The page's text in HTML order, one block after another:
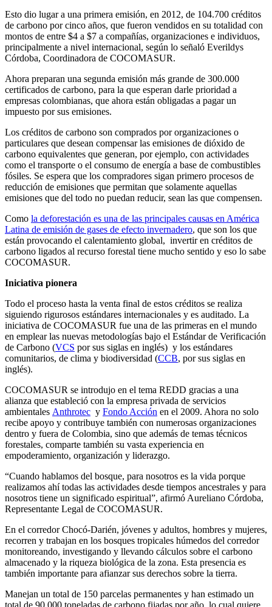
Esto dio lugar a una primera emisión, en 2012, de 104.700 créditos
de carbono por cinco años, que fueron vendidos en su totalidad con
montos de entre $4 a $7 a compañías, organizaciones e individuos,
principalmente a nivel internacional, según lo señaló Everildys
Córdoba, Coordinadora de COCOMASUR.
Ahora preparan una segunda emisión más grande de 300.000
certificados de carbono, para la que esperan darle prioridad a
empresas colombianas, que ahora están obligadas a pagar un
impuesto por sus emisiones.
Los créditos de carbono son comprados por organizaciones o
particulares que desean compensar las emisiones de dióxido de
carbono equivalentes que generan, por ejemplo, con actividades
como el transporte o el consumo de energía a base de combustibles
fósiles. Se espera que los compradores sigan primero procesos de
reducción de emisiones que permitan que solamente aquellas
emisiones que del todo no puedan reducir, sean las que compensen.
Como la deforestación es una de las principales causas en América
Latina de emisión de gases de efecto invernadero, que son los que
están provocando el calentamiento global, invertir en créditos de
carbono ligados al recurso forestal tiene mucho sentido y eso lo sabe
COCOMASUR.
Iniciativa pionera
Todo el proceso hasta la venta final de estos créditos se realiza
siguiendo rigurosos estándares internacionales y es auditado. La
iniciativa de COCOMASUR fue una de las primeras en el mundo
en emplear las nuevas metodologías bajo el Estándar de Verificación
de Carbono (VCS por sus siglas en inglés) y los estándares
comunitarios, de clima y biodiversidad (CCB, por sus siglas en
inglés).
COCOMASUR se introdujo en el tema REDD gracias a una
alianza que estableció con la empresa privada de servicios
ambientales Anthrotec y Fondo Acción en el 2009. Ahora no solo
recibe apoyo y contribuye también con numerosas organizaciones
dentro y fuera de Colombia, sino que además de temas técnicos
forestales, comparte también su vasta experiencia en
empoderamiento, organización y liderazgo.
“Cuando hablamos del bosque, para nosotros es la vida porque
realizamos ahí todas las actividades desde tiempos ancestrales y para
nosotros tiene un significado espiritual”, afirmó Aureliano Córdoba,
Representante Legal de COCOMASUR.
En el corredor Chocó-Darién, jóvenes y adultos, hombres y mujeres,
recorren y trabajan en los bosques tropicales húmedos del corredor
monitoreando, investigando y llevando cálculos sobre el carbono
almacenado y la riqueza biológica de la zona. Esta presencia es
también importante para afianzar sus derechos sobre la tierra.
Manejan un total de 150 parcelas permanentes y han estimado un